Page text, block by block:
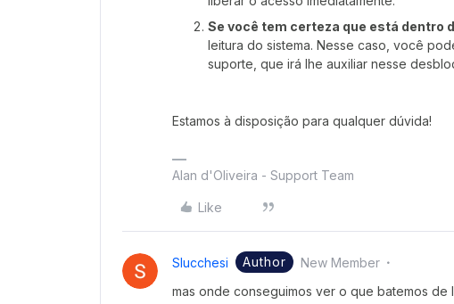
Se você tem certeza que está dentro
leitura do sistema. Nesse caso, você
suporte, que irá lhe auxiliar nesse
Estamos à disposição para qualquer dúvida!
Alan d'Oliveira - Support Team
Like
Slucchesi Author New Member
mas onde conseguimos ver o que batemos de